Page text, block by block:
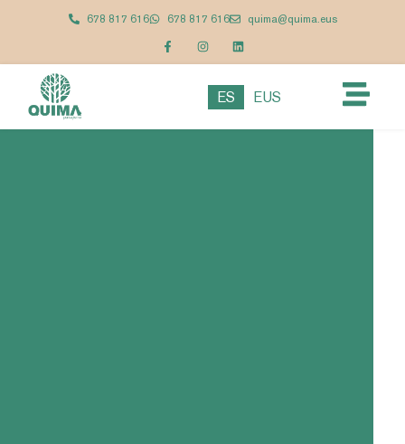
678 817 616 678 817 616 quima@quima.eus
ES EUS